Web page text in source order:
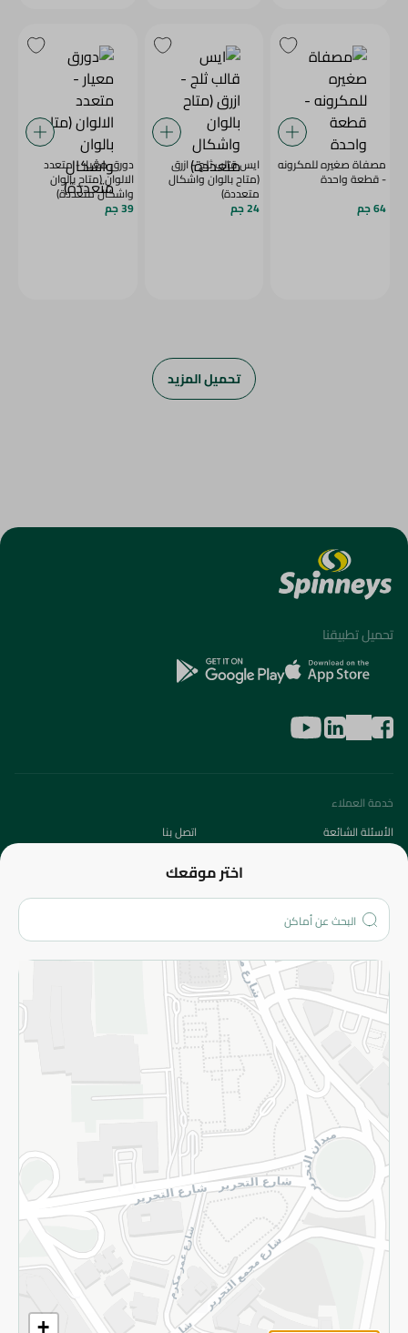
مصفاة صغيره للمكرونه
- قطعة واحدة
64 جم
ايس قالب ثلج - ازرق
(متاح بالوان واشكال
متعددة)
24 جم
دورق معيار - متعدد
الالوان (متاح بالوان
واشكال متعددة)
39 جم
تحميل المزيد
اختر موقعك
+
تحميل تطبيقنا
خدمة العملاء
الأسئلة الشائعة
اتصل بنا
من نحن؟
الفروع
المزيد
الاسترجاع
سياسة الاستخدام
سياسة الخصوصية
قم بالتسجيل للنشرة
©2026 - Spinneys | جميع الحقوق محفوظة